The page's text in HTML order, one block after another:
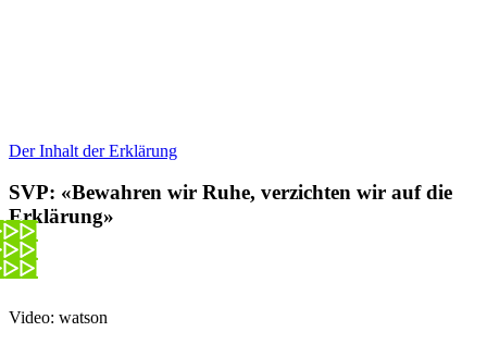
Der Inhalt der Erklärung
SVP: «Bewahren wir Ruhe, verzichten wir auf die
Erklärung»
Video: watson